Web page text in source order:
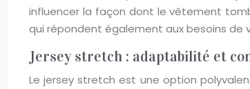
influencer la façon dont le vêtement
qui répondent également aux besoins de
Jersey stretch : adaptabilité et
Le jersey stretch est une option